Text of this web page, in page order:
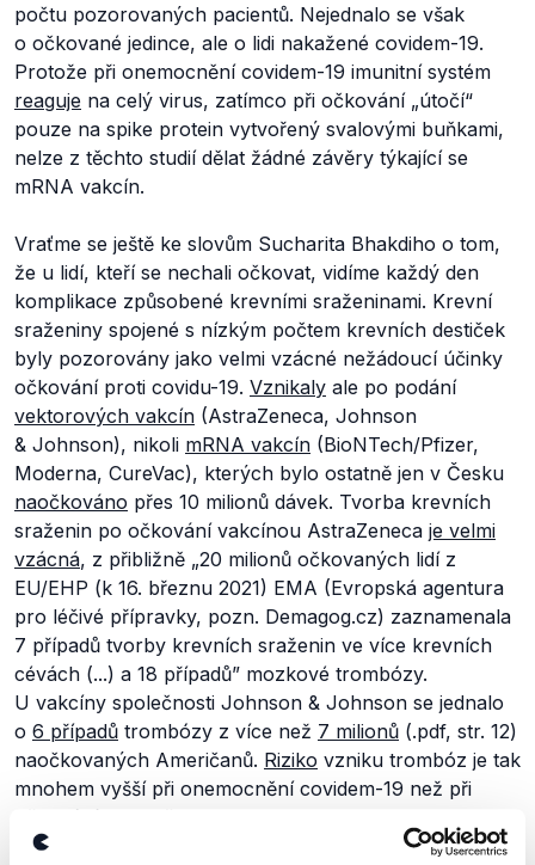
počtu pozorovaných pacientů. Nejednalo se však
o očkované jedince, ale o lidi nakažené covidem-19.
Protože při onemocnění covidem-19 imunitní systém
reaguje na celý virus, zatímco při očkování „útočí“
pouze na spike protein vytvořený svalovými buňkami,
nelze z těchto studií dělat žádné závěry týkající se
mRNA vakcín.
Vraťme se ještě ke slovům Sucharita Bhakdiho o tom,
že u lidí, kteří se nechali očkovat, vidíme každý den
komplikace způsobené krevními sraženinami. Krevní
sraženiny spojené s nízkým počtem krevních destiček
byly pozorovány jako velmi vzácné nežádoucí účinky
očkování proti covidu-19. Vznikaly ale po podání
vektorových vakcín (AstraZeneca, Johnson
& Johnson), nikoli mRNA vakcín (BioNTech/Pfizer,
Moderna, CureVac), kterých bylo ostatně jen v Česku
naočkováno přes 10 milionů dávek. Tvorba krevních
sraženin po očkování vakcínou AstraZeneca je velmi
vzácná, z přibližně „20 milionů očkovaných lidí z
EU/EHP (k 16. březnu 2021) EMA (Evropská agentura
pro léčivé přípravky, pozn. Demagog.cz) zaznamenala
7 případů tvorby krevních sraženin ve více krevních
cévách (...) a 18 případů” mozkové trombózy.
U vakcíny společnosti Johnson & Johnson se jednalo
o 6 případů trombózy z více než 7 milionů (.pdf, str. 12)
naočkovaných Američanů. Riziko vzniku trombóz je tak
mnohem vyšší při onemocnění covidem-19 než při
očkování proti němu.